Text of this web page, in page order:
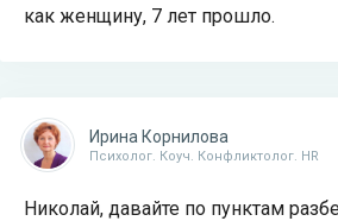
как женщину, 7 лет прошло.
Ирина Корнилова
Психолог. Коуч. Конфликтолог. HR
Николай, давайте по пунктам